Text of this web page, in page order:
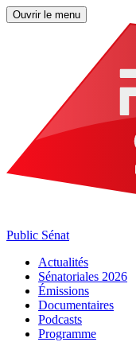
Ouvrir le menu
Public Sénat
Actualités
Sénatoriales 2026
Émissions
Documentaires
Podcasts
Programme